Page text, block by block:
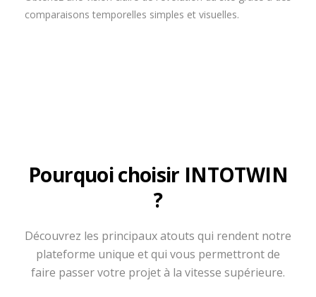
comparaisons temporelles simples et visuelles.
Pourquoi choisir INTOTWIN
?
Découvrez les principaux atouts qui rendent notre
plateforme unique et qui vous permettront de
faire passer votre projet à la vitesse supérieure.